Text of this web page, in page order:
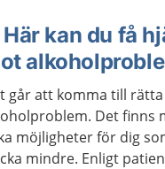
Här kan du få
går att komma till
Det finns
möjligheter för dig
mindre. Enligt